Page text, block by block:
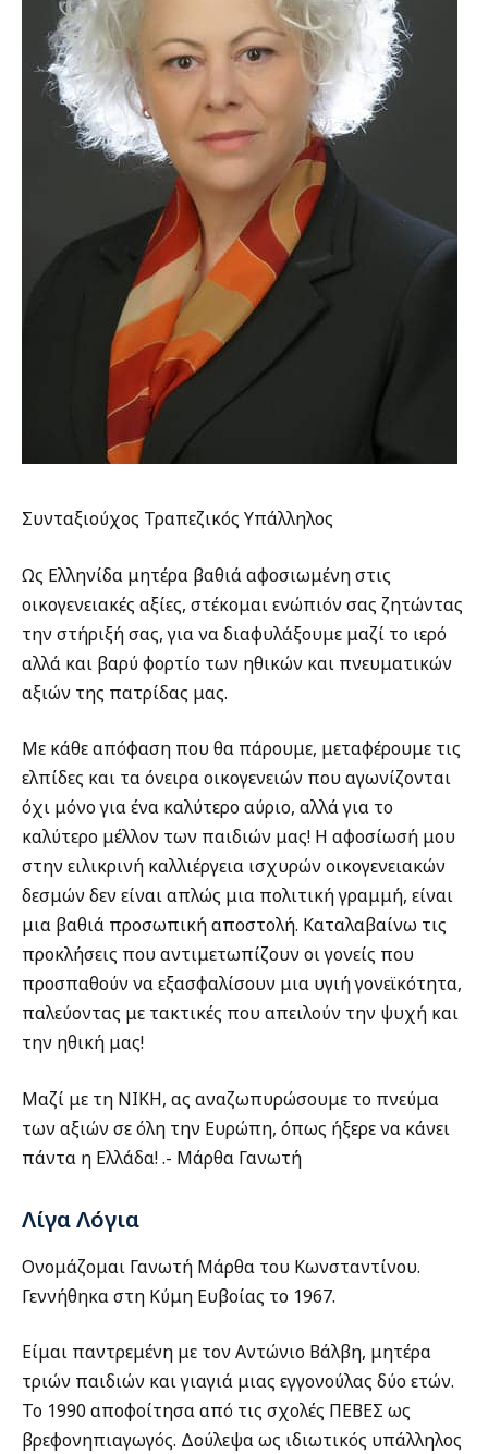
Συνταξιούχος Τραπεζικός Υπάλληλος
Ως Ελληνίδα μητέρα βαθιά αφοσιωμένη στις
οικογενειακές αξίες, στέκομαι ενώπιόν σας ζητώντας
την στήριξή σας, για να διαφυλάξουμε μαζί το ιερό
αλλά και βαρύ φορτίο των ηθικών και πνευματικών
αξιών της πατρίδας μας.
Με κάθε απόφαση που θα πάρουμε, μεταφέρουμε τις
ελπίδες και τα όνειρα οικογενειών που αγωνίζονται
όχι μόνο για ένα καλύτερο αύριο, αλλά για το
καλύτερο μέλλον των παιδιών μας! Η αφοσίωσή μου
στην ειλικρινή καλλιέργεια ισχυρών οικογενειακών
δεσμών δεν είναι απλώς μια πολιτική γραμμή, είναι
μια βαθιά προσωπική αποστολή. Καταλαβαίνω τις
προκλήσεις που αντιμετωπίζουν οι γονείς που
προσπαθούν να εξασφαλίσουν μια υγιή γονεϊκότητα,
παλεύοντας με τακτικές που απειλούν την ψυχή και
την ηθική μας!
Μαζί με τη ΝΙΚΗ, ας αναζωπυρώσουμε το πνεύμα
των αξιών σε όλη την Ευρώπη, όπως ήξερε να κάνει
πάντα η Ελλάδα! .- Μάρθα Γανωτή
Λίγα Λόγια
Ονομάζομαι Γανωτή Μάρθα του Κωνσταντίνου.
Γεννήθηκα στη Κύμη Ευβοίας το 1967.
Είμαι παντρεμένη με τον Αντώνιο Βάλβη, μητέρα
τριών παιδιών και γιαγιά μιας εγγονούλας δύο ετών.
Το 1990 αποφοίτησα από τις σχολές ΠΕΒΕΣ ως
βρεφονηπιαγωγός. Δούλεψα ως ιδιωτικός υπάλληλος